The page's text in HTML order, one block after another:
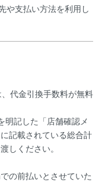
や支払い方法を利用し
代金引換手数料が無料
明記した「店舗確認メ
記載されている総合計
しください。
の前払いとさせていた